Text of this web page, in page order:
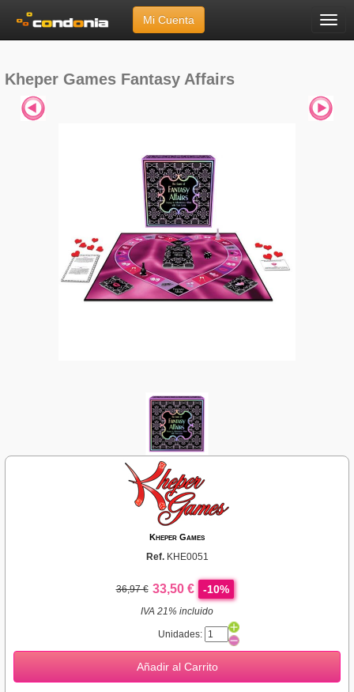
Menú
Mi Cuenta
Kheper Games»Fantasy Affairs
Kheper Games Fantasy Affairs
Kheper Games
Ref. KHE0051
36,97 € 33,50 € -10%
IVA 21% incluido
Unidades:
Añadir al Carrito